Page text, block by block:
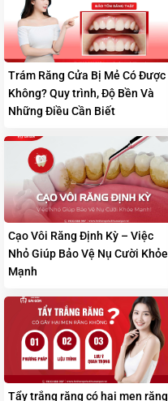
Trám Răng Cửa Bị Mẻ Có Được
Không? Quy trình, Độ Bền Và
Những Điều Cần Biết
Cạo Vôi Răng Định Kỳ – Việc
Nhỏ Giúp Bảo Vệ Nụ Cười Khỏe
Mạnh
Tẩy trắng răng có hại men răng